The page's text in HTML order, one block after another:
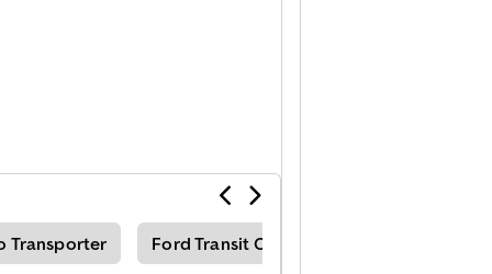
Transporter Ford Transit Courier Transporter